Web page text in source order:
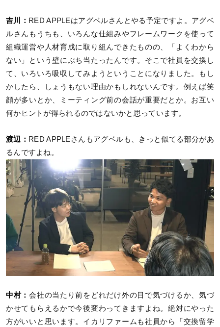
吉川： RED APPLEはアグベルさんとやる予定ですよ。アグベ
ルさんもうちも、いろんな仕組みやフレームワークを使って
組織運営や人材育成に取り組んできたものの、「よくわから
ない」という壁にぶち当たったんです。そこで社員を交換し
て、いろいろ吸収してみようということになりました。もし
かしたら、しょうもない理由かもしれないんです。例えば笑
顔が多いとか、ミーティング前の会話が重要だとか。お互い
何かヒントが得られるのではないかと思っています。
渡辺： RED APPLEさんもアグベルも、きっと似てる部分があ
るんですよね。
中村：会社の当たり前をどれだけ外の目で気づけるか、気づ
かせてもらえるかで今後変わってきますよね。絶対にやった
方がいいと思います。イカリファームも社員から「交換留学